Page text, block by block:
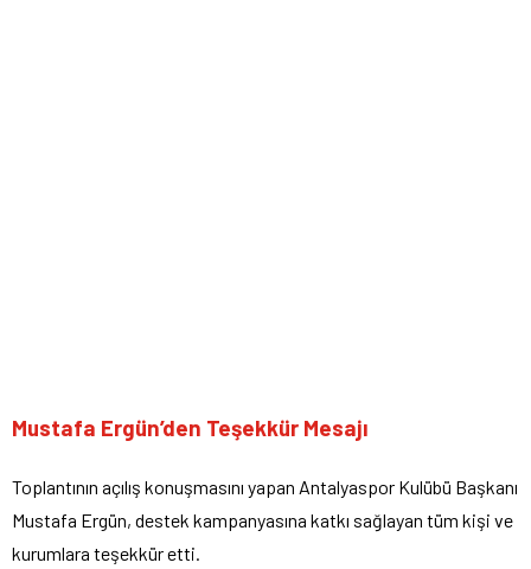
Mustafa Ergün’den Teşekkür Mesajı
Toplantının açılış konuşmasını yapan Antalyaspor Kulübü Başkanı
Mustafa Ergün, destek kampanyasına katkı sağlayan tüm kişi ve
kurumlara teşekkür etti.